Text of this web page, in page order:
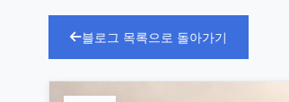
블로그 목록으로 돌아가기